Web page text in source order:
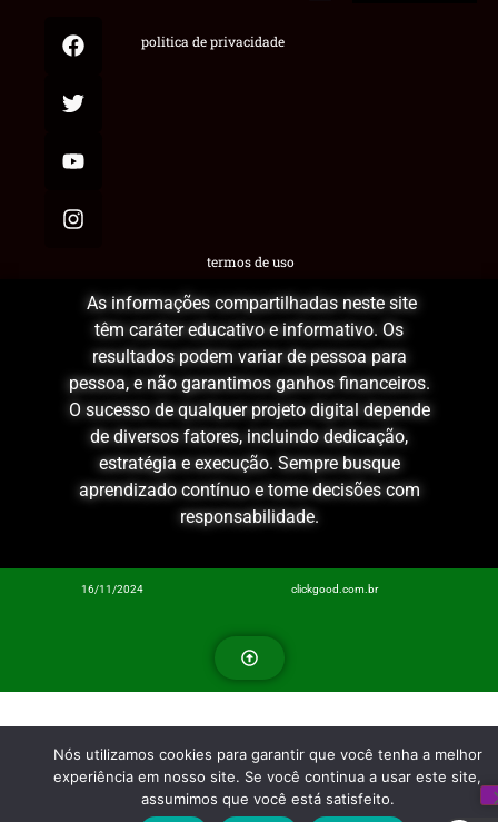
termos de uso
politica de privacidade
As informações compartilhadas neste site
têm caráter educativo e informativo. Os
resultados podem variar de pessoa para
pessoa, e não garantimos ganhos financeiros.
O sucesso de qualquer projeto digital depende
de diversos fatores, incluindo dedicação,
estratégia e execução. Sempre busque
aprendizado contínuo e tome decisões com
responsabilidade.
16/11/2024 clickgood.com.br
Nós utilizamos cookies para garantir que você tenha a melhor
experiência em nosso site. Se você continua a usar este site,
assumimos que você está satisfeito.